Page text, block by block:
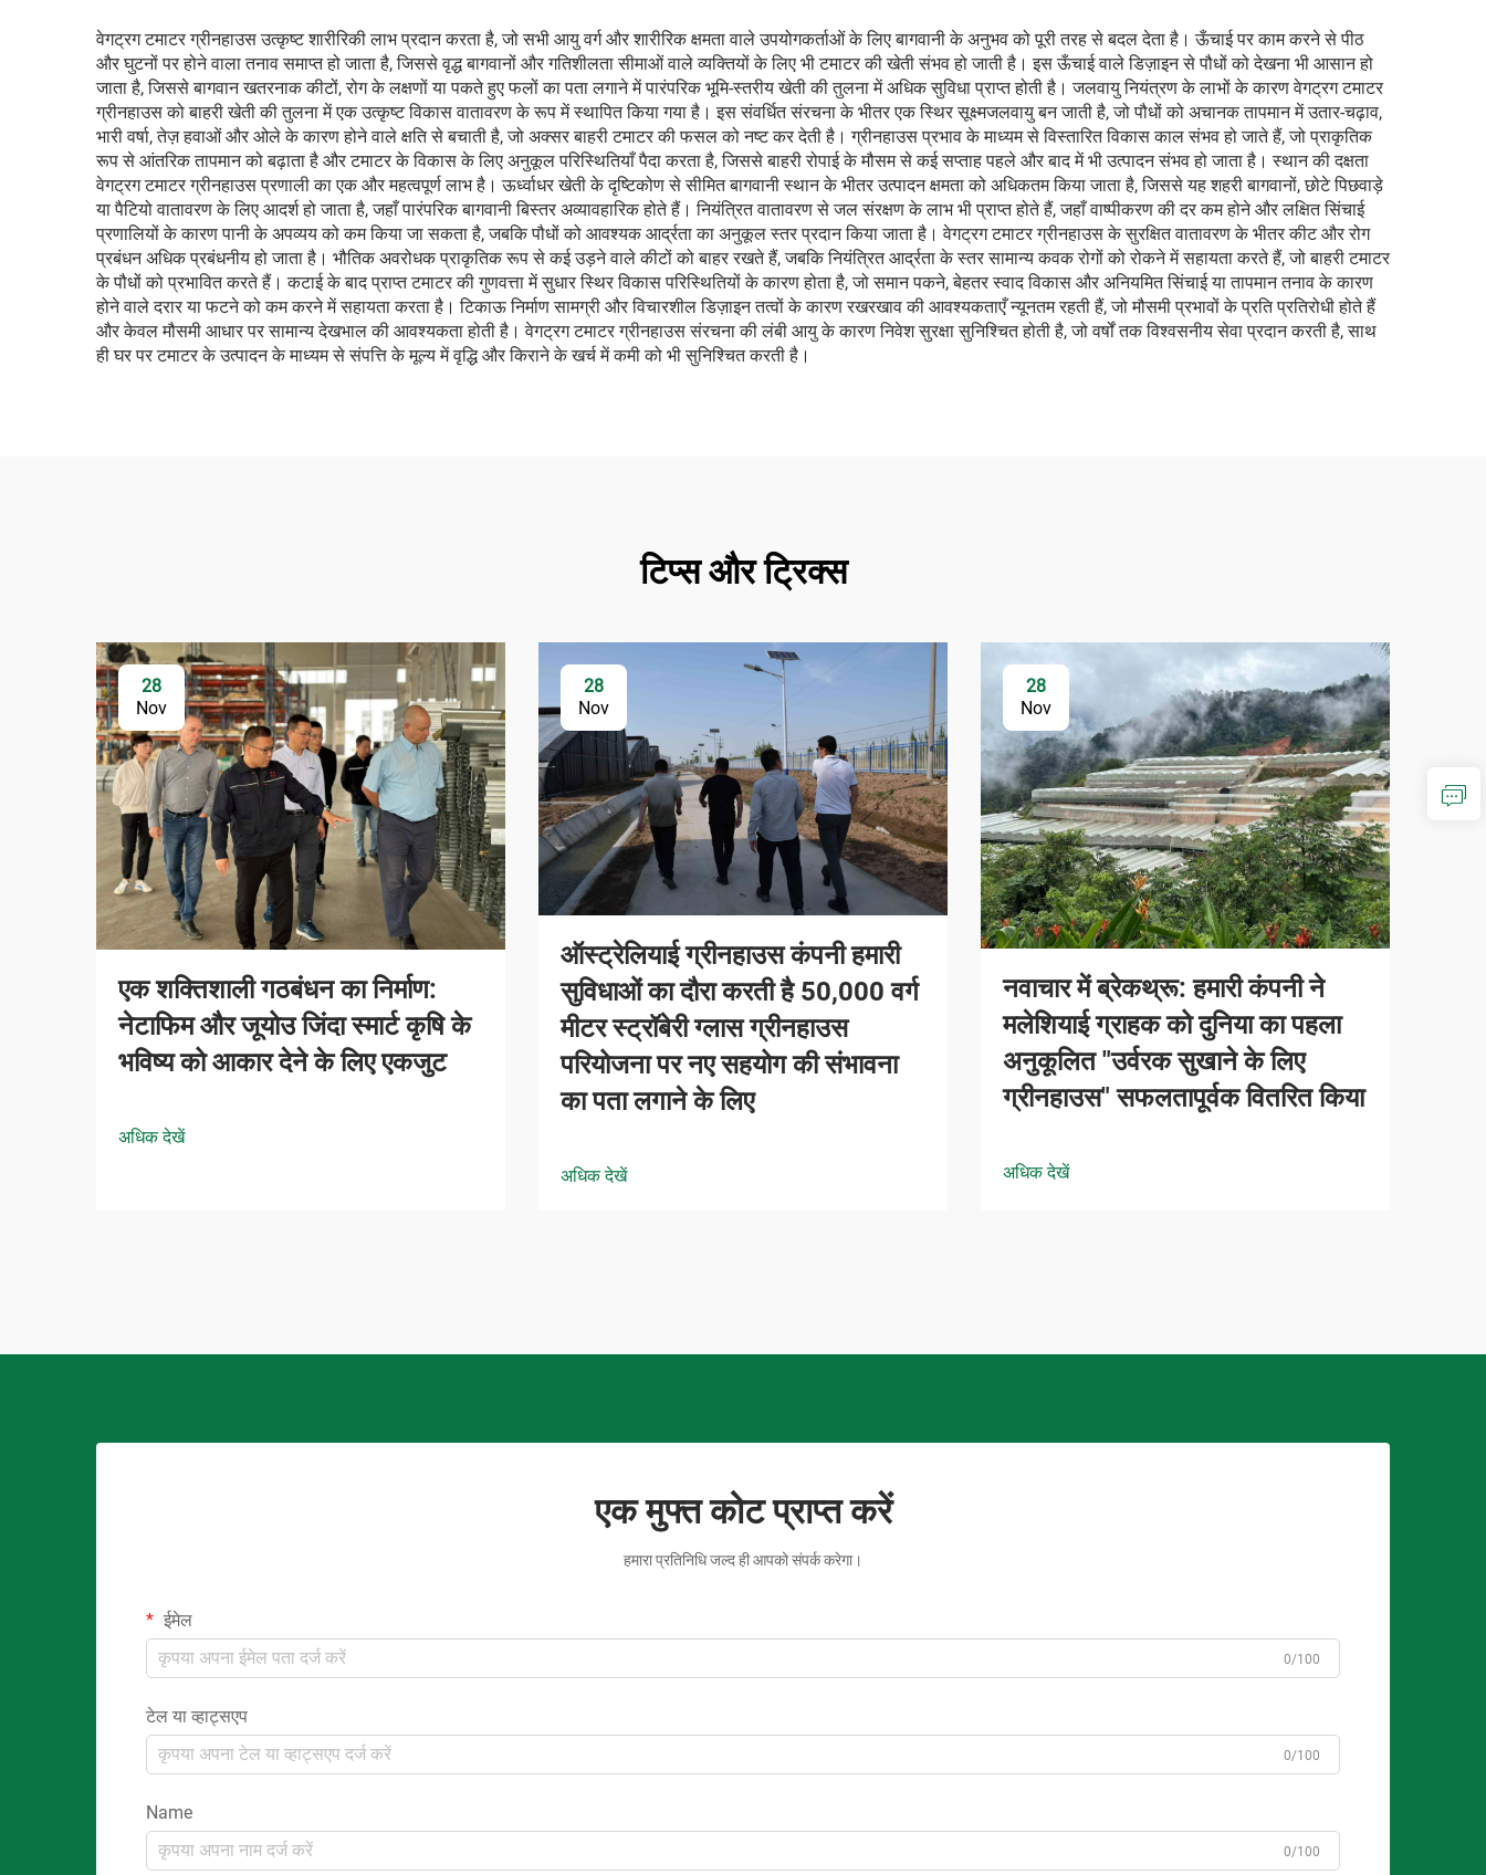
वेगट्रग टमाटर ग्रीनहाउस उत्कृष्ट शारीरिकी लाभ प्रदान करता है, जो सभी आयु वर्ग और शारीरिक क्षमता वाले उपयोगकर्ताओं के लिए बागवानी के अनुभव को पूरी तरह से बदल देता है। ऊँचाई पर काम करने से पीठ
और घुटनों पर होने वाला तनाव समाप्त हो जाता है, जिससे वृद्ध बागवानों और गतिशीलता सीमाओं वाले व्यक्तियों के लिए भी टमाटर की खेती संभव हो जाती है। इस ऊँचाई वाले डिज़ाइन से पौधों को देखना भी आसान हो
जाता है, जिससे बागवान खतरनाक कीटों, रोग के लक्षणों या पकते हुए फलों का पता लगाने में पारंपरिक भूमि-स्तरीय खेती की तुलना में अधिक सुविधा प्राप्त होती है। जलवायु नियंत्रण के लाभों के कारण वेगट्रग टमाटर
ग्रीनहाउस को बाहरी खेती की तुलना में एक उत्कृष्ट विकास वातावरण के रूप में स्थापित किया गया है। इस संवर्धित संरचना के भीतर एक स्थिर सूक्ष्मजलवायु बन जाती है, जो पौधों को अचानक तापमान में उतार-चढ़ाव,
भारी वर्षा, तेज़ हवाओं और ओले के कारण होने वाले क्षति से बचाती है, जो अक्सर बाहरी टमाटर की फसल को नष्ट कर देती है। ग्रीनहाउस प्रभाव के माध्यम से विस्तारित विकास काल संभव हो जाते हैं, जो प्राकृतिक
रूप से आंतरिक तापमान को बढ़ाता है और टमाटर के विकास के लिए अनुकूल परिस्थितियाँ पैदा करता है, जिससे बाहरी रोपाई के मौसम से कई सप्ताह पहले और बाद में भी उत्पादन संभव हो जाता है। स्थान की दक्षता
वेगट्रग टमाटर ग्रीनहाउस प्रणाली का एक और महत्वपूर्ण लाभ है। ऊर्ध्वाधर खेती के दृष्टिकोण से सीमित बागवानी स्थान के भीतर उत्पादन क्षमता को अधिकतम किया जाता है, जिससे यह शहरी बागवानों, छोटे पिछवाड़े
या पैटियो वातावरण के लिए आदर्श हो जाता है, जहाँ पारंपरिक बागवानी बिस्तर अव्यावहारिक होते हैं। नियंत्रित वातावरण से जल संरक्षण के लाभ भी प्राप्त होते हैं, जहाँ वाष्पीकरण की दर कम होने और लक्षित सिंचाई
प्रणालियों के कारण पानी के अपव्यय को कम किया जा सकता है, जबकि पौधों को आवश्यक आर्द्रता का अनुकूल स्तर प्रदान किया जाता है। वेगट्रग टमाटर ग्रीनहाउस के सुरक्षित वातावरण के भीतर कीट और रोग
प्रबंधन अधिक प्रबंधनीय हो जाता है। भौतिक अवरोधक प्राकृतिक रूप से कई उड़ने वाले कीटों को बाहर रखते हैं, जबकि नियंत्रित आर्द्रता के स्तर सामान्य कवक रोगों को रोकने में सहायता करते हैं, जो बाहरी टमाटर
के पौधों को प्रभावित करते हैं। कटाई के बाद प्राप्त टमाटर की गुणवत्ता में सुधार स्थिर विकास परिस्थितियों के कारण होता है, जो समान पकने, बेहतर स्वाद विकास और अनियमित सिंचाई या तापमान तनाव के कारण
होने वाले दरार या फटने को कम करने में सहायता करता है। टिकाऊ निर्माण सामग्री और विचारशील डिज़ाइन तत्वों के कारण रखरखाव की आवश्यकताएँ न्यूनतम रहती हैं, जो मौसमी प्रभावों के प्रति प्रतिरोधी होते हैं
और केवल मौसमी आधार पर सामान्य देखभाल की आवश्यकता होती है। वेगट्रग टमाटर ग्रीनहाउस संरचना की लंबी आयु के कारण निवेश सुरक्षा सुनिश्चित होती है, जो वर्षों तक विश्वसनीय सेवा प्रदान करती है, साथ
ही घर पर टमाटर के उत्पादन के माध्यम से संपत्ति के मूल्य में वृद्धि और किराने के खर्च में कमी को भी सुनिश्चित करती है।
टिप्स और ट्रिक्स
28
Nov
एक शक्तिशाली गठबंधन का निर्माण:
नेटाफिम और जूयोउ जिंदा स्मार्ट कृषि के
भविष्य को आकार देने के लिए एकजुट
अधिक देखें
28
Nov
ऑस्ट्रेलियाई ग्रीनहाउस कंपनी हमारी
सुविधाओं का दौरा करती है 50,000 वर्ग
मीटर स्ट्रॉबेरी ग्लास ग्रीनहाउस
परियोजना पर नए सहयोग की संभावना
का पता लगाने के लिए
अधिक देखें
28
Nov
नवाचार में ब्रेकथ्रू: हमारी कंपनी ने
मलेशियाई ग्राहक को दुनिया का पहला
अनुकूलित "उर्वरक सुखाने के लिए
ग्रीनहाउस" सफलतापूर्वक वितरित किया
अधिक देखें
एक मुफ्त कोट प्राप्त करें
हमारा प्रतिनिधि जल्द ही आपको संपर्क करेगा।
ईमेल
0/100
टेल या व्हाट्सएप
0/100
Name
0/100